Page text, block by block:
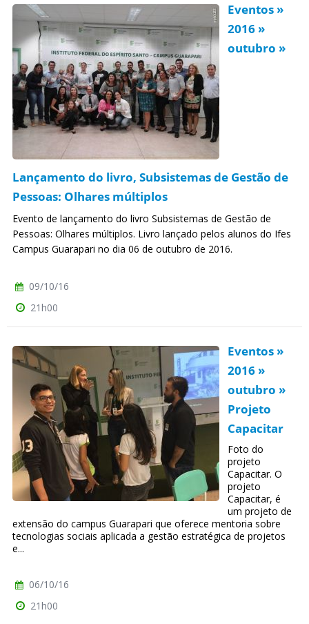
Eventos »
2016 »
outubro »
Lançamento do livro, Subsistemas de Gestão de
Pessoas: Olhares múltiplos
Evento de lançamento do livro Subsistemas de Gestão de
Pessoas: Olhares múltiplos. Livro lançado pelos alunos do Ifes
Campus Guarapari no dia 06 de outubro de 2016.
09/10/16
21h00
Eventos »
2016 »
outubro »
Projeto
Capacitar
Foto do
projeto
Capacitar. O
projeto
Capacitar, é
um projeto de
extensão do campus Guarapari que oferece mentoria sobre
tecnologias sociais aplicada a gestão estratégica de projetos
e...
06/10/16
21h00